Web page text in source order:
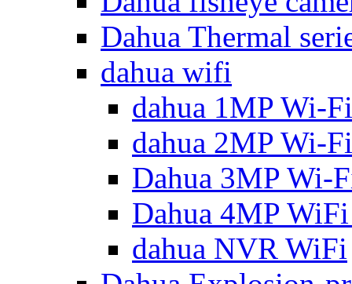
Dahua Thermal
dahua wifi
dahua 1MP Wi-
dahua 2MP Wi-
Dahua 3MP Wi-
Dahua 4MP
dahua NVR WiFi